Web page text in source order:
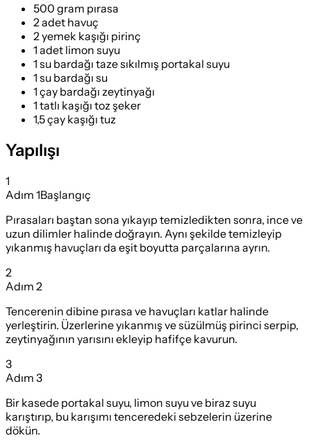
500 gram pırasa
2 adet havuç
2 yemek kaşığı pirinç
1 adet limon suyu
1 su bardağı taze sıkılmış portakal suyu
1 su bardağı su
1 çay bardağı zeytinyağı
1 tatlı kaşığı toz şeker
1,5 çay kaşığı tuz
Yapılışı
1
Adım 1Başlangıç
Pırasaları baştan sona yıkayıp temizledikten sonra, ince ve
uzun dilimler halinde doğrayın. Aynı şekilde temizleyip
yıkanmış havuçları da eşit boyutta parçalarına ayrın.
2
Adım 2
Tencerenin dibine pırasa ve havuçları katlar halinde
yerleştirin. Üzerlerine yıkanmış ve süzülmüş pirinci serpip,
zeytinyağının yarısını ekleyip hafifçe kavurun.
3
Adım 3
Bir kasede portakal suyu, limon suyu ve biraz suyu
karıştırıp, bu karışımı tenceredeki sebzelerin üzerine
dökün.